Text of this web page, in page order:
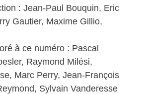
: Jean-Paul Bouquin, Eric
Gautier, Maxime Gillio,
à ce numéro : Pascal
Raymond Milési,
Marc Perry, Jean-François
Sylvain Vanderesse